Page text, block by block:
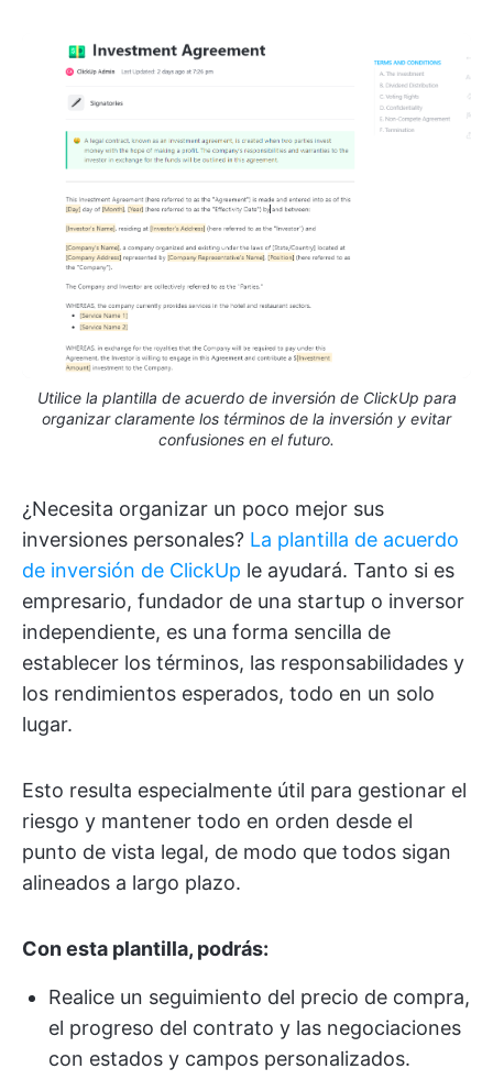
Utilice la plantilla de acuerdo de inversión de ClickUp para
organizar claramente los términos de la inversión y evitar
confusiones en el futuro.
¿Necesita organizar un poco mejor sus
inversiones personales? La plantilla de acuerdo
de inversión de ClickUp le ayudará. Tanto si es
empresario, fundador de una startup o inversor
independiente, es una forma sencilla de
establecer los términos, las responsabilidades y
los rendimientos esperados, todo en un solo
lugar.
Esto resulta especialmente útil para gestionar el
riesgo y mantener todo en orden desde el
punto de vista legal, de modo que todos sigan
alineados a largo plazo.
Con esta plantilla, podrás:
Realice un seguimiento del precio de compra,
el progreso del contrato y las negociaciones
con estados y campos personalizados.